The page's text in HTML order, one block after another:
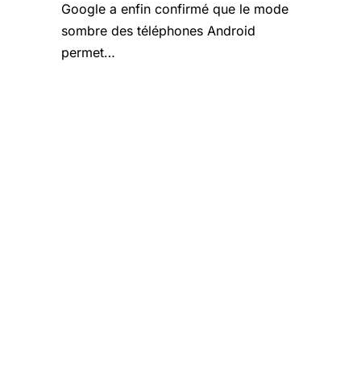
Google a enfin confirmé que le mode
sombre des téléphones Android
permet…